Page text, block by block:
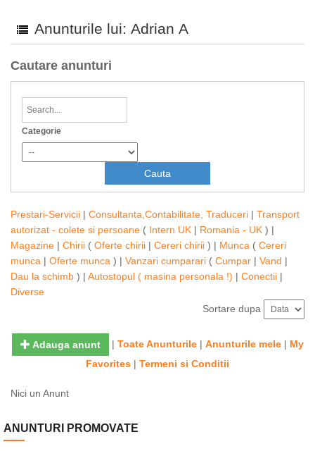
Anunturile lui: Adrian A
Cautare anunturi
Categorie
Prestari-Servicii | Consultanta,Contabilitate, Traduceri | Transport
autorizat - colete si persoane ( Intern UK | Romania - UK ) |
Magazine | Chirii ( Oferte chirii | Cereri chirii ) | Munca ( Cereri
munca | Oferte munca ) | Vanzari cumparari ( Cumpar | Vand |
Dau la schimb ) | Autostopul ( masina personala !) | Conectii |
Diverse
Sortare dupa
Adauga anunt | Toate Anunturile| Anunturile mele| My
Favorites | Termeni si Conditii
Nici un Anunt
ANUNTURI PROMOVATE